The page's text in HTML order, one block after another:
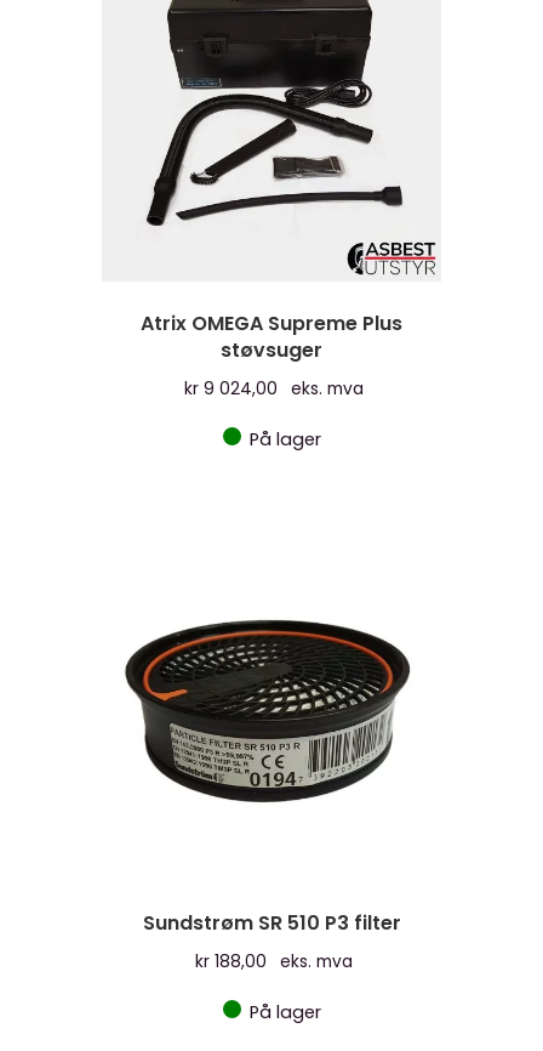
Atrix OMEGA Supreme Plus
støvsuger
kr 9 024,00 eks. mva
På lager
Sundstrøm SR 510 P3 filter
kr 188,00 eks. mva
På lager